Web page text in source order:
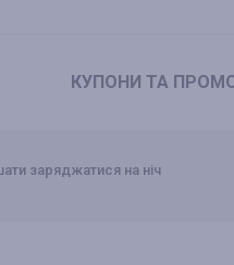
КУПОНИ ТА
заряджатися на ніч